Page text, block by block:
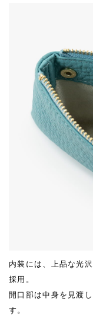
内装には、上品な光
採用。
開口部は中身を見渡
す。